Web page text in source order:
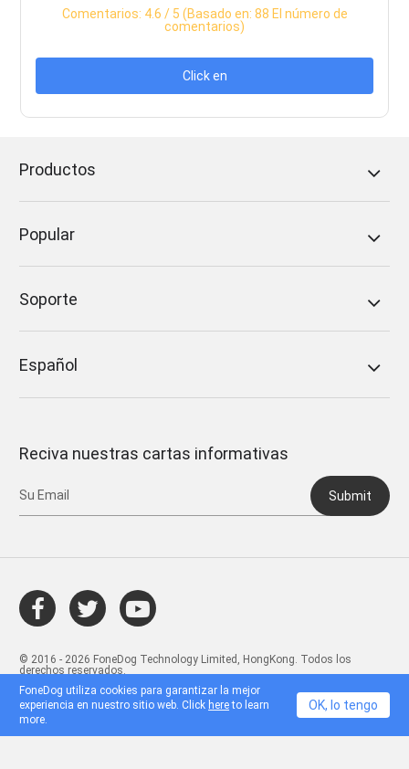
Comentarios: 4.6 / 5 (Basado en: 88 El número de
comentarios)
Click en
Productos
Popular
Soporte
Español
Reciva nuestras cartas informativas
Submit
© 2016 - 2026 FoneDog Technology Limited, HongKong. Todos los
derechos reservados.
FoneDog utiliza cookies para garantizar la mejor
experiencia en nuestro sitio web. Click hereto learn
more.
OK, lo tengo